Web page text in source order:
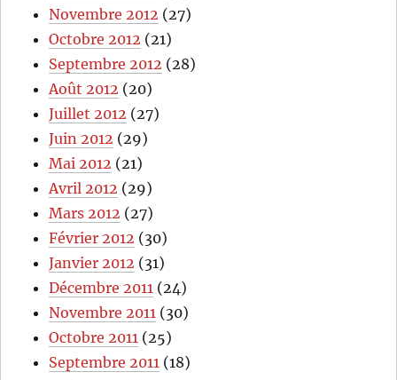
Novembre 2012 (27)
Octobre 2012 (21)
Septembre 2012 (28)
Août 2012 (20)
Juillet 2012 (27)
Juin 2012 (29)
Mai 2012 (21)
Avril 2012 (29)
Mars 2012 (27)
Février 2012 (30)
Janvier 2012 (31)
Décembre 2011 (24)
Novembre 2011 (30)
Octobre 2011 (25)
Septembre 2011 (18)